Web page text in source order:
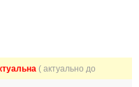
( актуально до